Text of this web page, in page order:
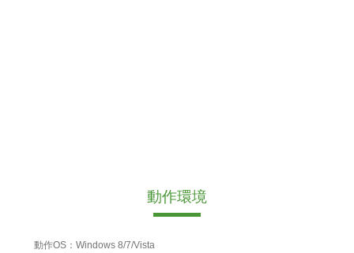
動作環境
動作OS：Windows 8/7/Vista